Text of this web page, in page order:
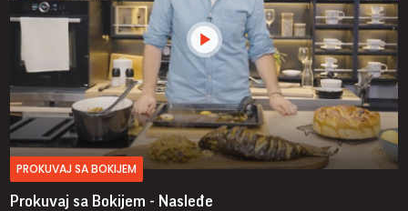
PROKUVAJ SA BOKIJEM
Prokuvaj sa Bokijem - Nasleđe